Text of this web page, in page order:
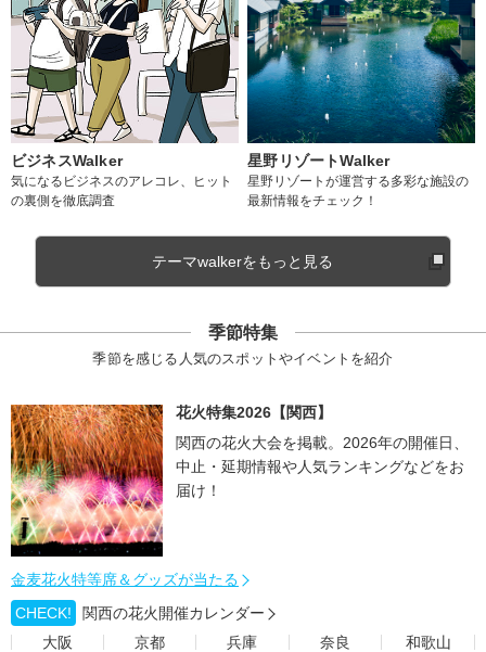
ビジネスWalker
気になるビジネスのアレコレ、ヒット
の裏側を徹底調査
星野リゾートWalker
星野リゾートが運営する多彩な施設の
最新情報をチェック！
テーマwalkerをもっと見る
季節特集
季節を感じる人気のスポットやイベントを紹介
花火特集2026【関西】
関西の花火大会を掲載。2026年の開催日、
中止・延期情報や人気ランキングなどをお
届け！
金麦花火特等席＆グッズが当たる
CHECK!
関西の花火開催カレンダー
大阪
京都 兵庫 奈良
和歌山